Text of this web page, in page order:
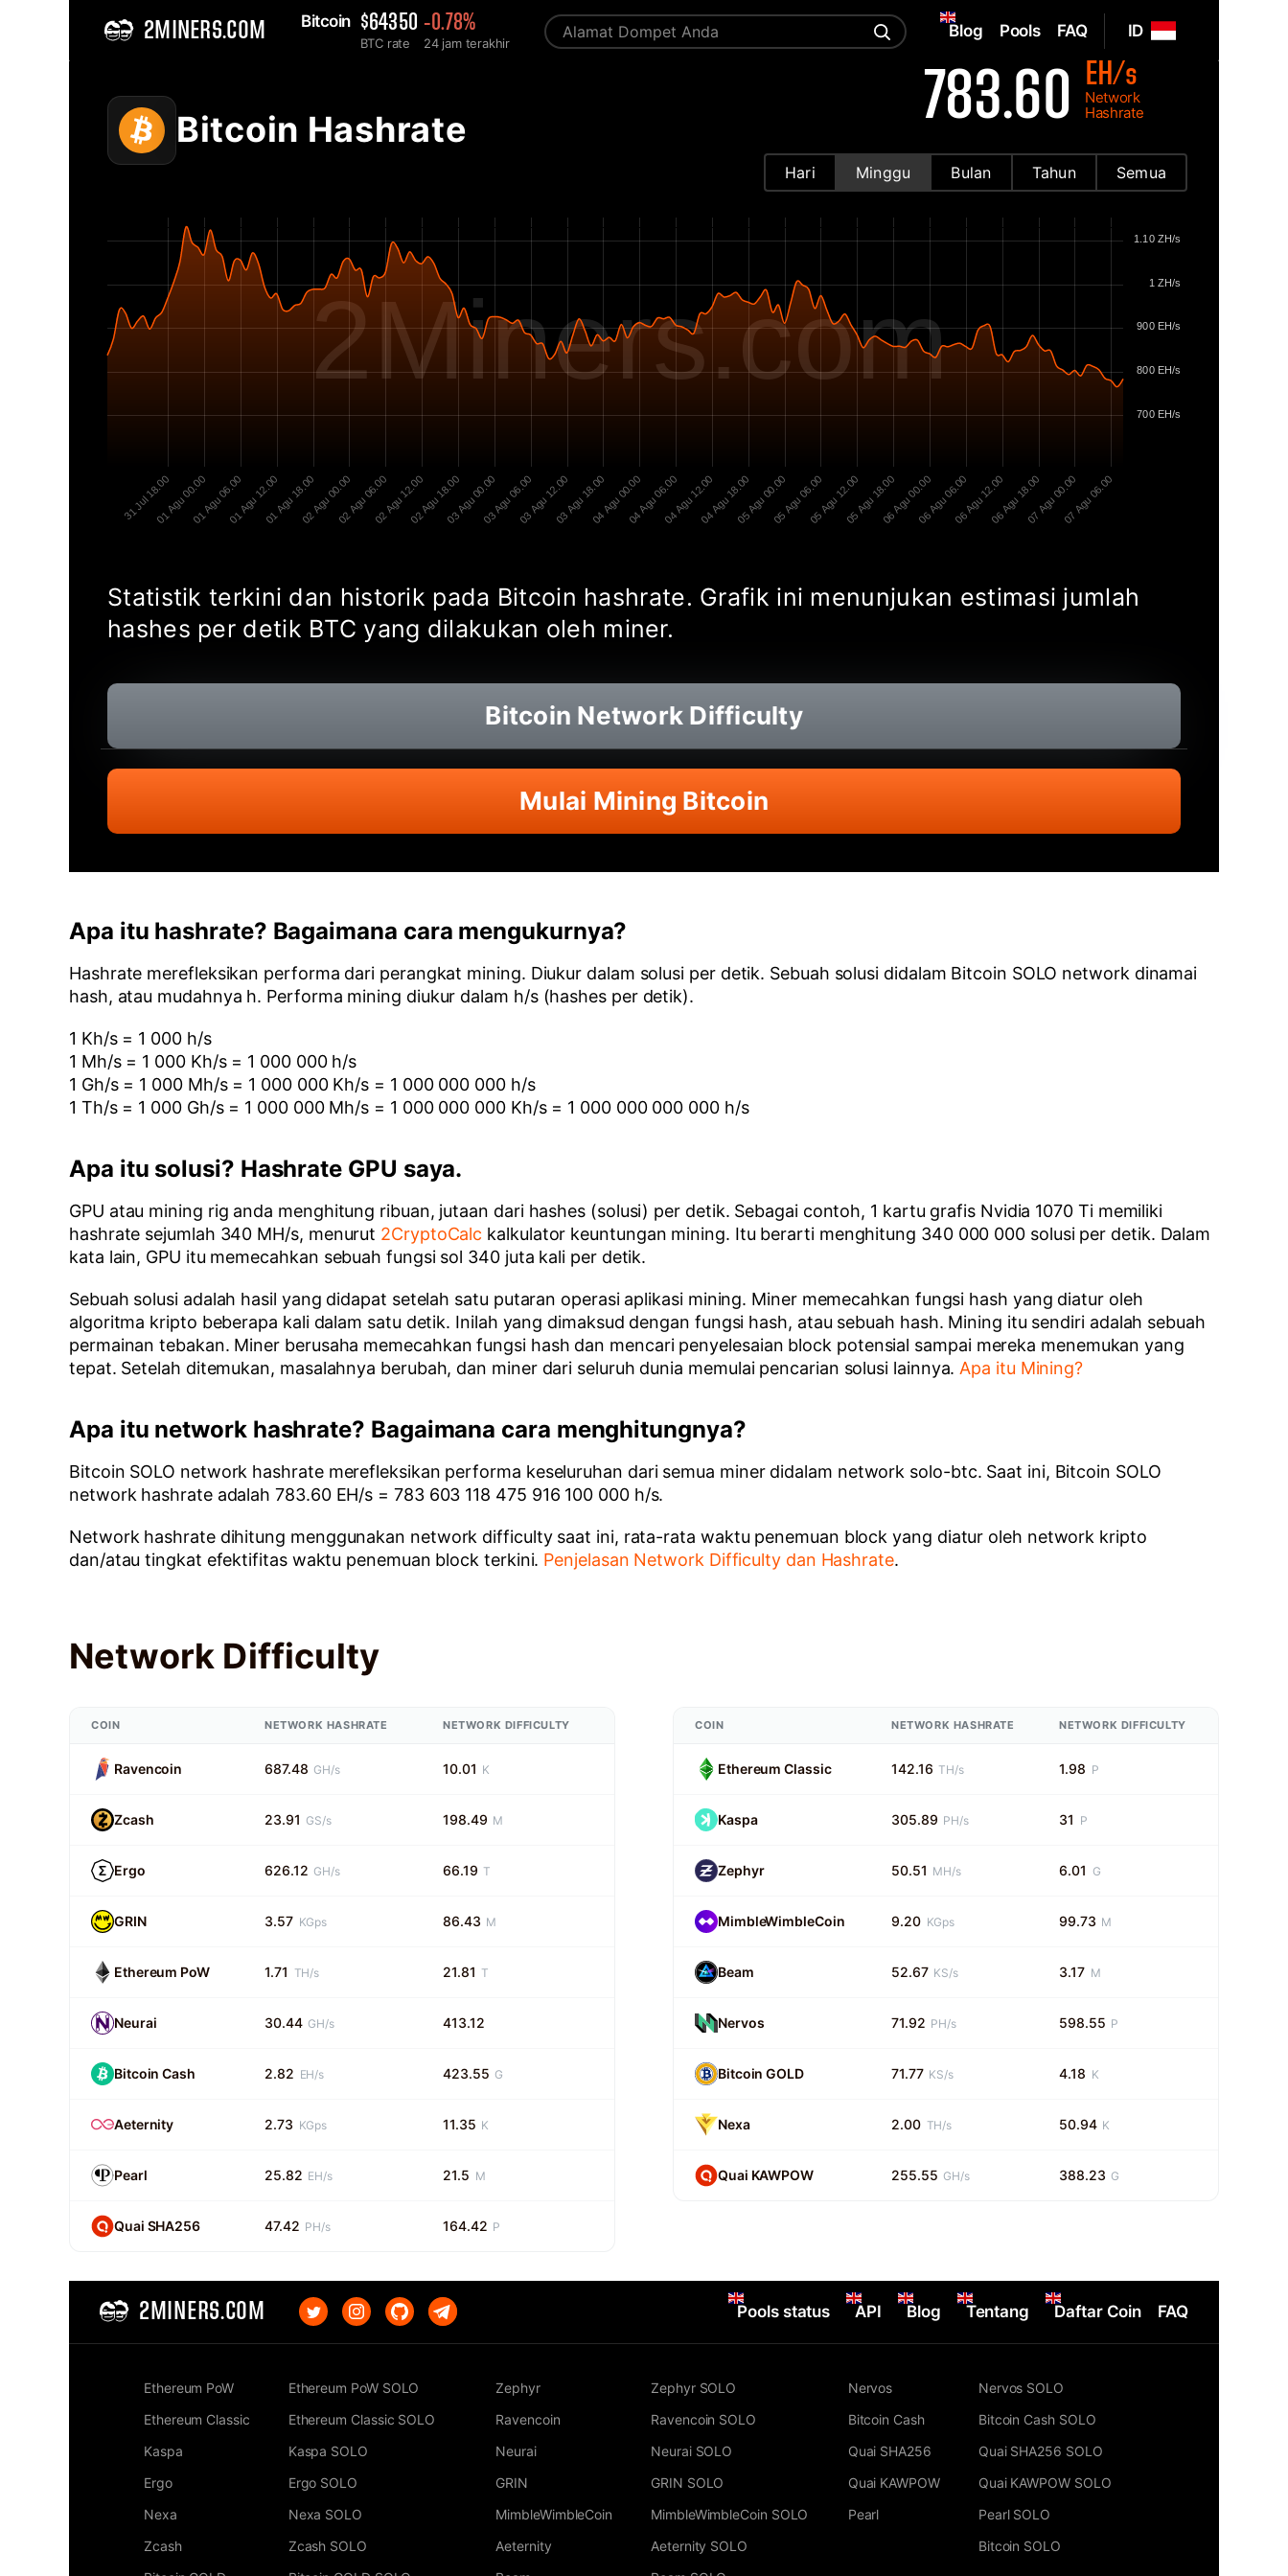
2MINERS.COM Bitcoin $64350
BTC rate
-0.78%
24 jam terakhir
ID
Blog Pools FAQ
Bitcoin Hashrate 783.60 EH/s
Network
Hashrate
Hari Minggu Bulan Tahun Semua
2Miners.com
31 Jul 18.0001 Agu 00.0001 Agu 06.0001 Agu 12.0001 Agu 18.0002 Agu 00.0002 Agu 06.0002 Agu 12.0002 Agu 18.0003 Agu 00.0003 Agu 06.0003 Agu 12.0003 Agu 18.0004 Agu 00.0004 Agu 06.0004 Agu 12.0004 Agu 18.0005 Agu 00.0005 Agu 06.0005 Agu 12.0005 Agu 18.0006 Agu 00.0006 Agu 06.0006 Agu 12.0006 Agu 18.0007 Agu 00.0007 Agu 06.00
700 EH/s
800 EH/s
900 EH/s
1 ZH/s
1.10 ZH/s
Statistik terkini dan historik pada Bitcoin hashrate. Grafik ini menunjukan estimasi jumlah
hashes per detik BTC yang dilakukan oleh miner.
Bitcoin Network Difficulty
Mulai Mining Bitcoin
Apa itu hashrate? Bagaimana cara mengukurnya?
Hashrate merefleksikan performa dari perangkat mining. Diukur dalam solusi per detik. Sebuah solusi didalam Bitcoin SOLO network dinamai
hash, atau mudahnya h. Performa mining diukur dalam h/s (hashes per detik).
1 Kh/s = 1 000 h/s
1 Mh/s = 1 000 Kh/s = 1 000 000 h/s
1 Gh/s = 1 000 Mh/s = 1 000 000 Kh/s = 1 000 000 000 h/s
1 Th/s = 1 000 Gh/s = 1 000 000 Mh/s = 1 000 000 000 Kh/s = 1 000 000 000 000 h/s
Apa itu solusi? Hashrate GPU saya.
GPU atau mining rig anda menghitung ribuan, jutaan dari hashes (solusi) per detik. Sebagai contoh, 1 kartu grafis Nvidia 1070 Ti memiliki
hashrate sejumlah 340 MH/s, menurut 2CryptoCalc kalkulator keuntungan mining. Itu berarti menghitung 340 000 000 solusi per detik. Dalam
kata lain, GPU itu memecahkan sebuah fungsi sol 340 juta kali per detik.
Sebuah solusi adalah hasil yang didapat setelah satu putaran operasi aplikasi mining. Miner memecahkan fungsi hash yang diatur oleh
algoritma kripto beberapa kali dalam satu detik. Inilah yang dimaksud dengan fungsi hash, atau sebuah hash. Mining itu sendiri adalah sebuah
permainan tebakan. Miner berusaha memecahkan fungsi hash dan mencari penyelesaian block potensial sampai mereka menemukan yang
tepat. Setelah ditemukan, masalahnya berubah, dan miner dari seluruh dunia memulai pencarian solusi lainnya. Apa itu Mining?
Apa itu network hashrate? Bagaimana cara menghitungnya?
Bitcoin SOLO network hashrate merefleksikan performa keseluruhan dari semua miner didalam network solo-btc. Saat ini, Bitcoin SOLO
network hashrate adalah 783.60 EH/s = 783 603 118 475 916 100 000 h/s.
Network hashrate dihitung menggunakan network difficulty saat ini, rata-rata waktu penemuan block yang diatur oleh network kripto
dan/atau tingkat efektifitas waktu penemuan block terkini. Penjelasan Network Difficulty dan Hashrate.
Network Difficulty
COIN NETWORK HASHRATE NETWORK DIFFICULTY
Ravencoin 687.48 GH/s 10.01 K
Zcash 23.91 GS/s 198.49 M
Ergo 626.12 GH/s 66.19 T
GRIN 3.57 KGps 86.43 M
Ethereum PoW 1.71 TH/s 21.81 T
Neurai 30.44 GH/s 413.12
Bitcoin Cash 2.82 EH/s 423.55 G
Aeternity 2.73 KGps 11.35 K
Pearl 25.82 EH/s 21.5 M
Quai SHA256 47.42 PH/s 164.42 P
COIN NETWORK HASHRATE NETWORK DIFFICULTY
Ethereum Classic 142.16 TH/s 1.98 P
Kaspa 305.89 PH/s 31 P
Zephyr 50.51 MH/s 6.01 G
MimbleWimbleCoin 9.20 KGps 99.73 M
Beam 52.67 KS/s 3.17 M
Nervos 71.92 PH/s 598.55 P
Bitcoin GOLD 71.77 KS/s 4.18 K
Nexa 2.00 TH/s 50.94 K
Quai KAWPOW 255.55 GH/s 388.23 G
2MINERS.COM Pools status API Blog Tentang Daftar Coin FAQ
Ethereum PoW
Ethereum Classic
Kaspa
Ergo
Nexa
Zcash
Ethereum PoW SOLO
Ethereum Classic SOLO
Kaspa SOLO
Ergo SOLO
Nexa SOLO
Zcash SOLO
Zephyr
Ravencoin
Neurai
GRIN
MimbleWimbleCoin
Aeternity
Zephyr SOLO
Ravencoin SOLO
Neurai SOLO
GRIN SOLO
MimbleWimbleCoin SOLO
Aeternity SOLO
Nervos
Bitcoin Cash
Quai SHA256
Quai KAWPOW
Pearl
Nervos SOLO
Bitcoin Cash SOLO
Quai SHA256 SOLO
Quai KAWPOW SOLO
Pearl SOLO
Bitcoin SOLO